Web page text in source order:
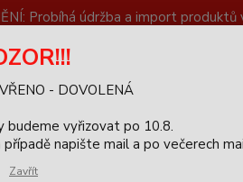
Probíhá údržba a import
odběr výrobků
Hledat 9-16h
- DOVOLENÁ
budeme vyřizovat po 10.8.
napište mail a po večerech
Zavřít